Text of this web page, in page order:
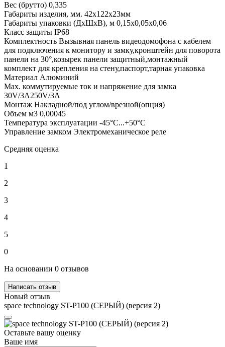
Вес (брутто) 0,335
Габариты изделия, мм. 42х122х23мм
Габариты упаковки (ДхШхВ), м 0,15x0,05x0,06
Класс защиты IР68
Комплектность Вызывная панель видеодомофона c кабелем
для подключения к монитору и замку,кронштейн для поворота
панели на 30°,козырек панели защитный,монтажный
комплект для крепления на стену,паспорт,тарная упаковка
Материал Алюминий
Мах. коммутируемые ток и напряжение для замка
30V/3A250V/3A
Монтаж Накладной/под углом/врезной(опция)
Объем м3 0,00045
Температура эксплуатации -45°С...+50°С
Управление замком Электромеханическое реле
Средняя оценка
1
2
3
4
5
0
На основании 0 отзывов
Написать отзыв
Новый отзыв
space technology ST-P100 (СЕРЫЙ) (версия 2)
Оставьте вашу оценку
Ваше имя